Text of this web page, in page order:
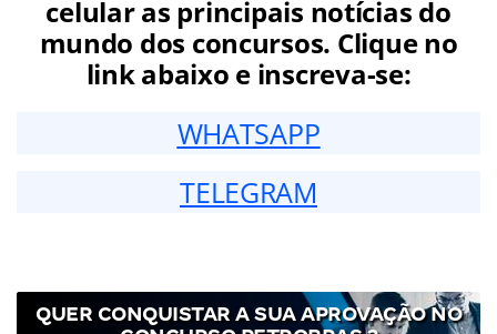
celular as principais notícias do
mundo dos concursos. Clique no
link abaixo e inscreva-se:
WHATSAPP
TELEGRAM
QUER CONQUISTAR A SUA APROVAÇÃO NO